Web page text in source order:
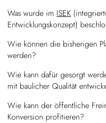
Was wurde im ISEK
Entwicklungskonzept)
Wie können die bisherigen
werden?
Wie kann dafür gesorgt
mit baulicher Qualität
Wie kann der öffentliche
Konversion profitieren?